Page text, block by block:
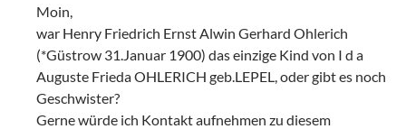
Moin,
war Henry Friedrich Ernst Alwin Gerhard Ohlerich
(*Güstrow 31.Januar 1900) das einzige Kind von I d a
Auguste Frieda OHLERICH geb.LEPEL, oder gibt es noch
Geschwister?
Gerne würde ich Kontakt aufnehmen zu diesem